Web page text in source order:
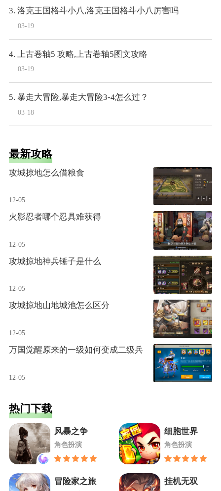
3. 洛克王国格斗小八,洛克王国格斗小八厉害吗
03-19
4. 上古卷轴5 攻略,上古卷轴5图文攻略
03-19
5. 暴走大冒险,暴走大冒险3-4怎么过？
03-18
最新攻略
攻城掠地怎么借粮食
12-05
火影忍者哪个忍具难获得
12-05
攻城掠地神兵锤子是什么
12-05
攻城掠地山地城池怎么区分
12-05
万国觉醒原来的一级如何变成二级兵
12-05
热门下载
风暴之争
角色扮演
冒险家之旅
细胞世界
角色扮演
挂机无双